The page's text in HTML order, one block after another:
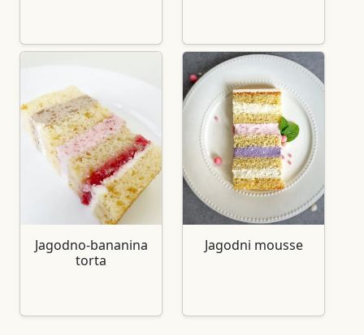
Jagodno-bananina
torta
Jagodni mousse